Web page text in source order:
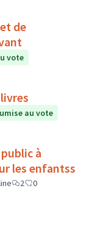
de
vote
au vote
à
les enfantss
2
0